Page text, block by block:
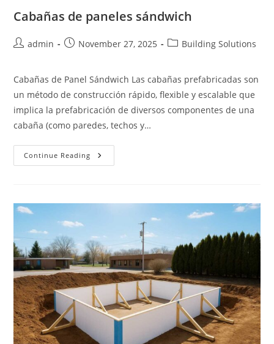
Cabañas de paneles sándwich
Postadmin
PostNovember 27, 2025
PostBuilding Solutions
Cabañas de Panel Sándwich Las cabañas prefabricadas son
un método de construcción rápido, flexible y escalable que
implica la prefabricación de diversos componentes de una
cabaña (como paredes, techos y…
Continue Reading Cabañas
De